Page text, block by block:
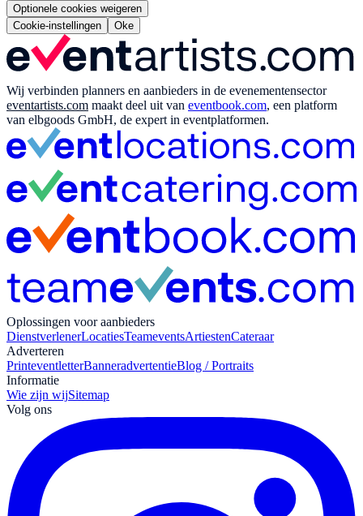
Optionele cookies weigeren
Cookie-instellingen
Oke
Wij verbinden planners en aanbieders in de evenementensector
eventartists.com maakt deel uit van eventbook.com, een platform
van elbgoods GmbH, de expert in eventplatformen.
Oplossingen voor aanbieders
DienstverlenerLocatiesTeameventsArtiestenCateraar
Adverteren
PrinteventletterBanneradvertentieBlog / Portraits
Informatie
Wie zijn wijSitemap
Volg ons